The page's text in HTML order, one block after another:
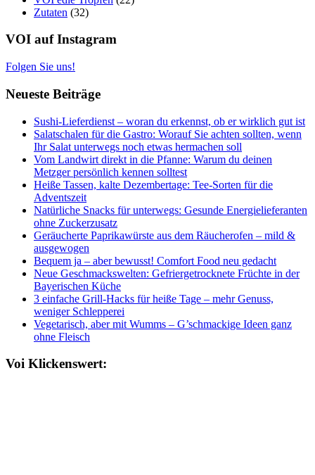
Zutaten (32)
VOI auf Instagram
Folgen Sie uns!
Neueste Beiträge
Sushi-Lieferdienst – woran du erkennst, ob er wirklich gut ist
Salatschalen für die Gastro: Worauf Sie achten sollten, wenn
Ihr Salat unterwegs noch etwas hermachen soll
Vom Landwirt direkt in die Pfanne: Warum du deinen
Metzger persönlich kennen solltest
Heiße Tassen, kalte Dezembertage: Tee-Sorten für die
Adventszeit
Natürliche Snacks für unterwegs: Gesunde Energielieferanten
ohne Zuckerzusatz
Geräucherte Paprikawürste aus dem Räucherofen – mild &
ausgewogen
Bequem ja – aber bewusst! Comfort Food neu gedacht
Neue Geschmackswelten: Gefriergetrocknete Früchte in der
Bayerischen Küche
3 einfache Grill-Hacks für heiße Tage – mehr Genuss,
weniger Schlepperei
Vegetarisch, aber mit Wumms – G’schmackige Ideen ganz
ohne Fleisch
Voi Klickenswert: